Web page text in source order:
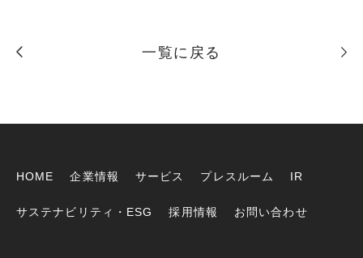
一覧に戻る
HOME 企業情報 サービス プレスルーム IR
サステナビリティ・ESG 採用情報 お問い合わせ